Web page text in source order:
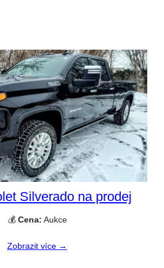
Silverado na prodej
💰 Cena: Aukce
Zobrazit více →